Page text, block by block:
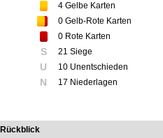
4 Gelbe Karten
0 Gelb-Rote Karten
0 Rote Karten
S 21 Siege
U 10 Unentschieden
N 17 Niederlagen
Rückblick